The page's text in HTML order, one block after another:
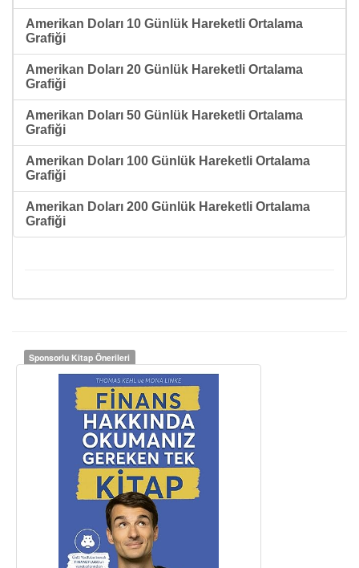
Amerikan Doları 10 Günlük Hareketli Ortalama
Grafiği
Amerikan Doları 20 Günlük Hareketli Ortalama
Grafiği
Amerikan Doları 50 Günlük Hareketli Ortalama
Grafiği
Amerikan Doları 100 Günlük Hareketli Ortalama
Grafiği
Amerikan Doları 200 Günlük Hareketli Ortalama
Grafiği
Sponsorlu Kitap Önerileri